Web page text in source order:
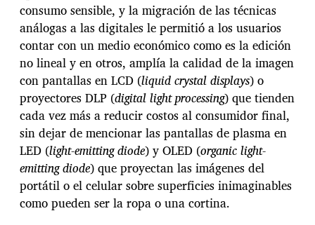
consumo sensible, y la migración de las técnicas
análogas a las digitales le permitió a los usuarios
contar con un medio económico como es la edición
no lineal y en otros, amplía la calidad de la imagen
con pantallas en LCD (liquid crystal displays) o
proyectores DLP (digital light processing) que tienden
cada vez más a reducir costos al consumidor final,
sin dejar de mencionar las pantallas de plasma en
LED (light-emitting diode) y OLED (organic light-
emitting diode) que proyectan las imágenes del
portátil o el celular sobre superficies inimaginables
como pueden ser la ropa o una cortina.